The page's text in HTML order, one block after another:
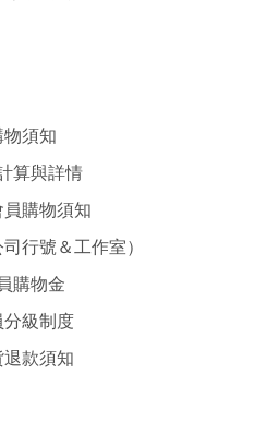
物須知
算與詳情
購物須知
行號＆工作室）
購物金
級制度
款須知